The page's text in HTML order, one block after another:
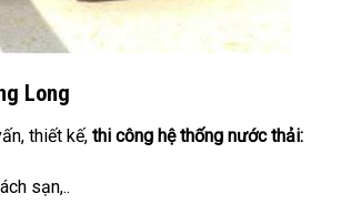
Long
thiết kế, thi công hệ thống nước thải:
sạn,..